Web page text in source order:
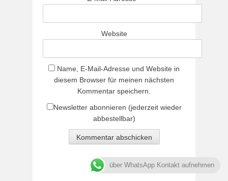
Website
Name, E-Mail-Adresse und Website in
diesem Browser für meinen nächsten
Kommentar speichern.
Newsletter abonnieren (jederzeit wieder
abbestellbar)
über WhatsApp Kontakt aufnehmen